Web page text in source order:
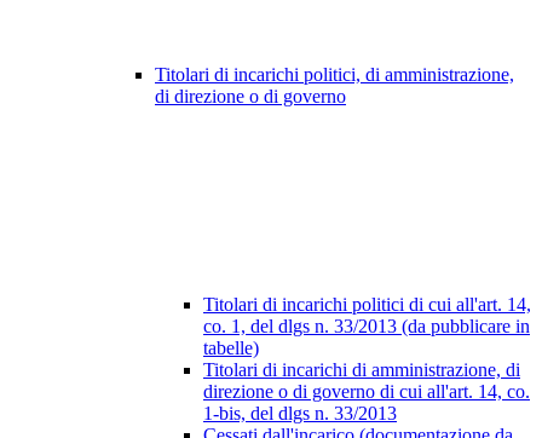
Titolari di incarichi politici, di amministrazione,
di direzione o di governo
Titolari di incarichi politici di cui all'art. 14,
co. 1, del dlgs n. 33/2013 (da pubblicare in
tabelle)
Titolari di incarichi di amministrazione, di
direzione o di governo di cui all'art. 14, co.
1-bis, del dlgs n. 33/2013